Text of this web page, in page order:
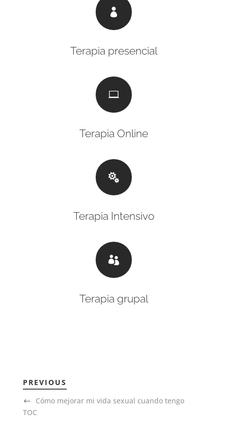

Terapia presencial

Terapia Online

Terapia Intensivo

Terapia grupal
PREVIOUS
Cómo mejorar mi vida sexual cuando tengo
TOC